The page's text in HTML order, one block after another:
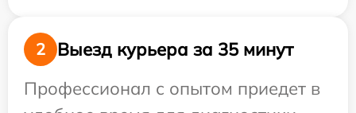
2
Выезд курьера за 35 минут
Профессионал с опытом приедет в